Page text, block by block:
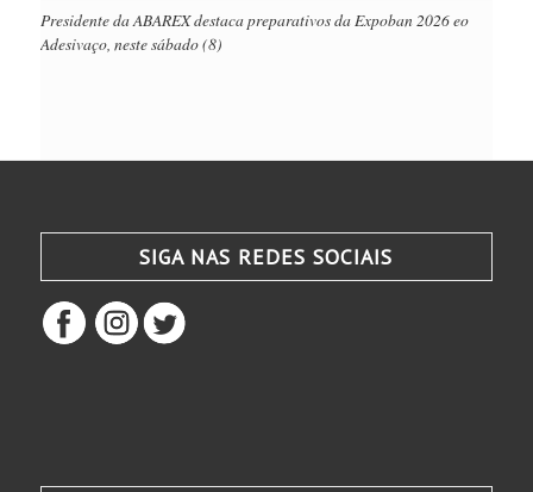
Presidente da ABAREX destaca preparativos da Expoban 2026 eo
Adesivaço, neste sábado (8)
SIGA NAS REDES SOCIAIS